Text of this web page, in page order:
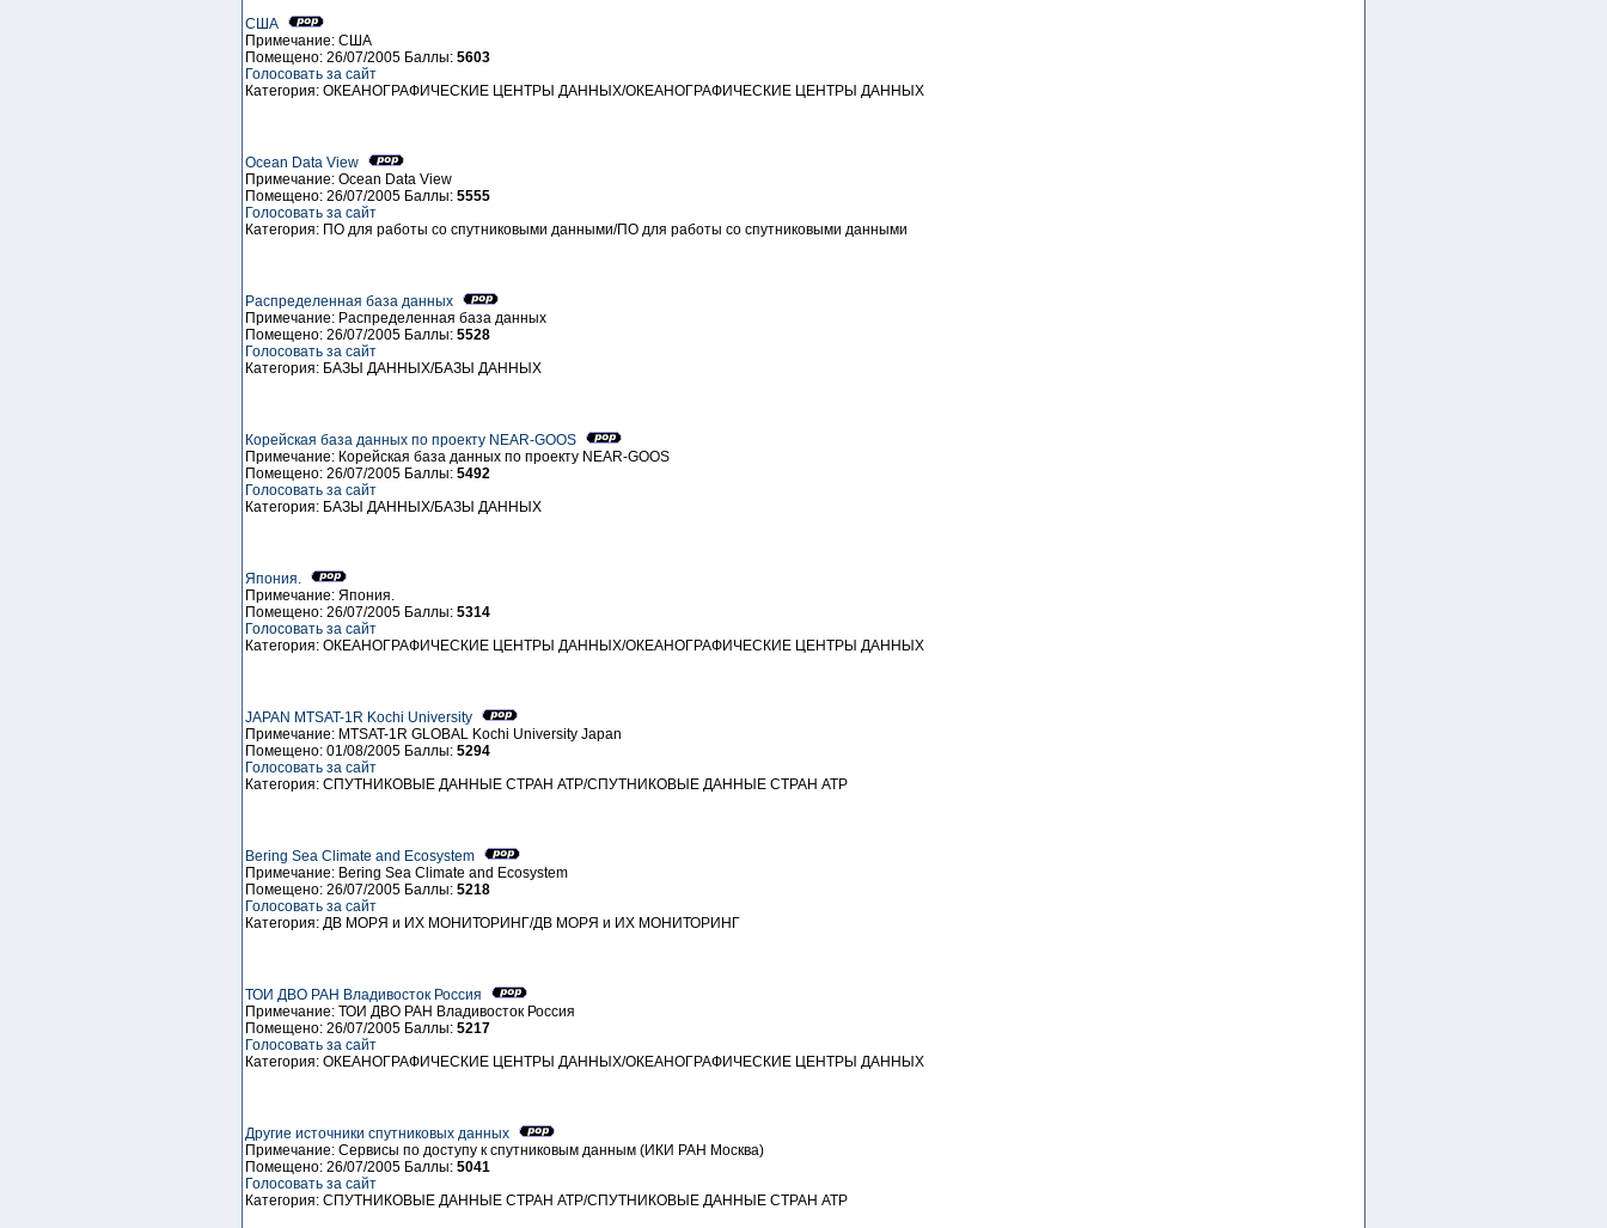
США
Примечание: США
Помещено: 26/07/2005 Баллы: 5603
Голосовать за сайт
Категория: ОКЕАНОГРАФИЧЕСКИЕ ЦЕНТРЫ ДАННЫХ/ОКЕАНОГРАФИЧЕСКИЕ ЦЕНТРЫ ДАННЫХ
Ocean Data View
Примечание: Ocean Data View
Помещено: 26/07/2005 Баллы: 5555
Голосовать за сайт
Категория: ПO для работы со спутниковыми данными/ПO для работы со спутниковыми данными
Распределенная база данных
Примечание: Распределенная база данных
Помещено: 26/07/2005 Баллы: 5528
Голосовать за сайт
Категория: БАЗЫ ДАННЫХ/БАЗЫ ДАННЫХ
Корейская база данных по проекту NEAR-GOOS
Примечание: Корейская база данных по проекту NEAR-GOOS
Помещено: 26/07/2005 Баллы: 5492
Голосовать за сайт
Категория: БАЗЫ ДАННЫХ/БАЗЫ ДАННЫХ
Япония.
Примечание: Япония.
Помещено: 26/07/2005 Баллы: 5314
Голосовать за сайт
Категория: ОКЕАНОГРАФИЧЕСКИЕ ЦЕНТРЫ ДАННЫХ/ОКЕАНОГРАФИЧЕСКИЕ ЦЕНТРЫ ДАННЫХ
JAPAN MTSAT-1R Kochi University
Примечание: MTSAT-1R GLOBAL Kochi University Japan
Помещено: 01/08/2005 Баллы: 5294
Голосовать за сайт
Категория: СПУТНИКОВЫЕ ДАННЫЕ СТРАН ATP/СПУТНИКОВЫЕ ДАННЫЕ СТРАН ATP
Bering Sea Climate and Ecosystem
Примечание: Bering Sea Climate and Ecosystem
Помещено: 26/07/2005 Баллы: 5218
Голосовать за сайт
Категория: ДВ МОРЯ и ИХ МОНИТОРИНГ/ДВ МОРЯ и ИХ МОНИТОРИНГ
ТОИ ДВО РАН Владивосток Россия
Примечание: ТОИ ДВО РАН Владивосток Россия
Помещено: 26/07/2005 Баллы: 5217
Голосовать за сайт
Категория: ОКЕАНОГРАФИЧЕСКИЕ ЦЕНТРЫ ДАННЫХ/ОКЕАНОГРАФИЧЕСКИЕ ЦЕНТРЫ ДАННЫХ
Другие источники спутниковых данных
Примечание: Сервисы по доступу к спутниковым данным (ИКИ РАН Москва)
Помещено: 26/07/2005 Баллы: 5041
Голосовать за сайт
Категория: СПУТНИКОВЫЕ ДАННЫЕ СТРАН ATP/СПУТНИКОВЫЕ ДАННЫЕ СТРАН ATP